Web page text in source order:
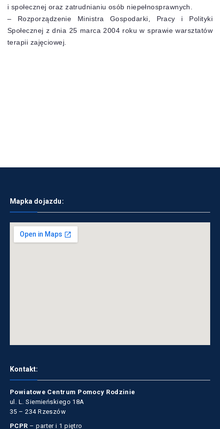
i społecznej oraz zatrudnianiu osób niepełnosprawnych.
– Rozporządzenie Ministra Gospodarki, Pracy i Polityki
Społecznej z dnia 25 marca 2004 roku w sprawie warsztatów
terapii zajęciowej.
Mapka dojazdu:
Kontakt:
Powiatowe Centrum Pomocy Rodzinie
ul. L. Siemieńskiego 18A
35 – 234 Rzeszów
PCPR – parter i 1 piętro